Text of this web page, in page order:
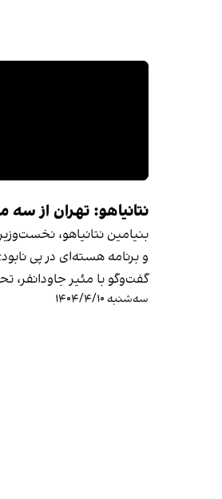
نتانیاهو: تهران از
بنیامین نتانیاهو،
و برنامه هسته‌ای در پی
گفت‌وگو با مئیر جاودانفر،
سه‌شنبه ۱۴۰۴/۴/۱۰